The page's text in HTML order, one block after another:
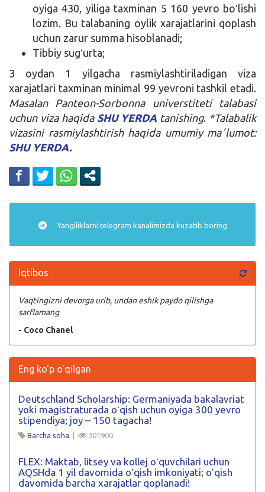
oyiga 430, yiliga taxminan 5 160 yevro boʻlishi
lozim. Bu talabaning oylik xarajatlarini qoplash
uchun zarur summa hisoblanadi;
Tibbiy sugʻurta;
3 oydan 1 yilgacha rasmiylashtiriladigan viza
xarajatlari taxminan minimal 99 yevroni tashkil etadi.
Masalan Panteon-Sorbonna universtiteti talabasi
uchun viza haqida SHU YERDA tanishing. *Talabalik
vizasini rasmiylashtirish haqida umumiy maʼlumot:
SHU YERDA.
Yangiliklarni telegram kanalimizda kuzatib boring
Iqtibos
Vaqtingizni devorga urib, undan eshik paydo qilishga
sarflamang
- Coco Chanel
Eng ko'p o'qilgan
Deutschland Scholarship: Germaniyada bakalavriat
yoki magistraturada oʻqish uchun oyiga 300 yevro
stipendiya; joy – 150 tagacha!
Barcha soha | 301900
FLEX: Maktab, litsey va kollej oʻquvchilari uchun
AQSHda 1 yil davomida oʻqish imkoniyati; oʻqish
davomida barcha xarajatlar qoplanadi!